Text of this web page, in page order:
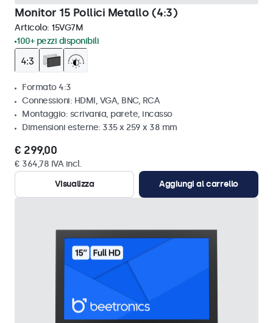
Monitor 15 Pollici Metallo (4:3)
Articolo: 15VG7M
100+ pezzi disponibili
Formato 4:3
Connessioni: HDMI, VGA, BNC, RCA
Montaggio: scrivania, parete, incasso
Dimensioni esterne: 335 x 259 x 38 mm
€ 299,00
€ 364,78 IVA incl.
Visualizza
Aggiungi al carrello